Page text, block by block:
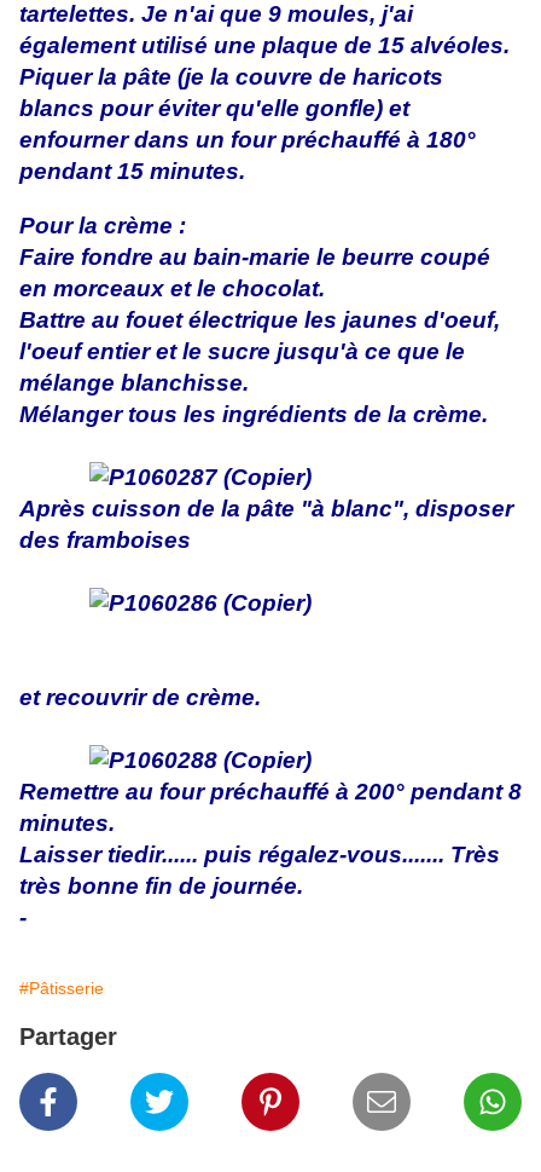
tartelettes. Je n'ai que 9 moules, j'ai
également utilisé une plaque de 15 alvéoles.
Piquer la pâte (je la couvre de haricots
blancs pour éviter qu'elle gonfle) et
enfourner dans un four préchauffé à 180°
pendant 15 minutes.
Pour la crème :
Faire fondre au bain-marie le beurre coupé
en morceaux et le chocolat.
Battre au fouet électrique les jaunes d'oeuf,
l'oeuf entier et le sucre jusqu'à ce que le
mélange blanchisse.
Mélanger tous les ingrédients de la crème.
Après cuisson de la pâte "à blanc", disposer
des framboises
et recouvrir de crème.
Remettre au four préchauffé à 200° pendant 8
minutes.
Laisser tiedir...... puis régalez-vous....... Très
très bonne fin de journée.
-
#Pâtisserie
Partager